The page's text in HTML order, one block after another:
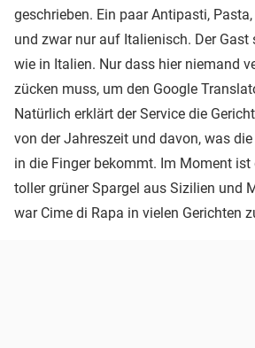
geschrieben. Ein paar Antipasti, Pasta,
und zwar nur auf Italienisch. Der
wie in Italien. Nur dass hier niemand
zücken muss, um den Google
Natürlich erklärt der Service die
von der Jahreszeit und davon, was
in die Finger bekommt. Im Moment ist
toller grüner Spargel aus Sizilien und
war Cime di Rapa in vielen Gerichten